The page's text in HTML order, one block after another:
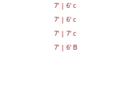
7'| 6' c
7'| 6' c
7'| 7' c
7'| 6' B